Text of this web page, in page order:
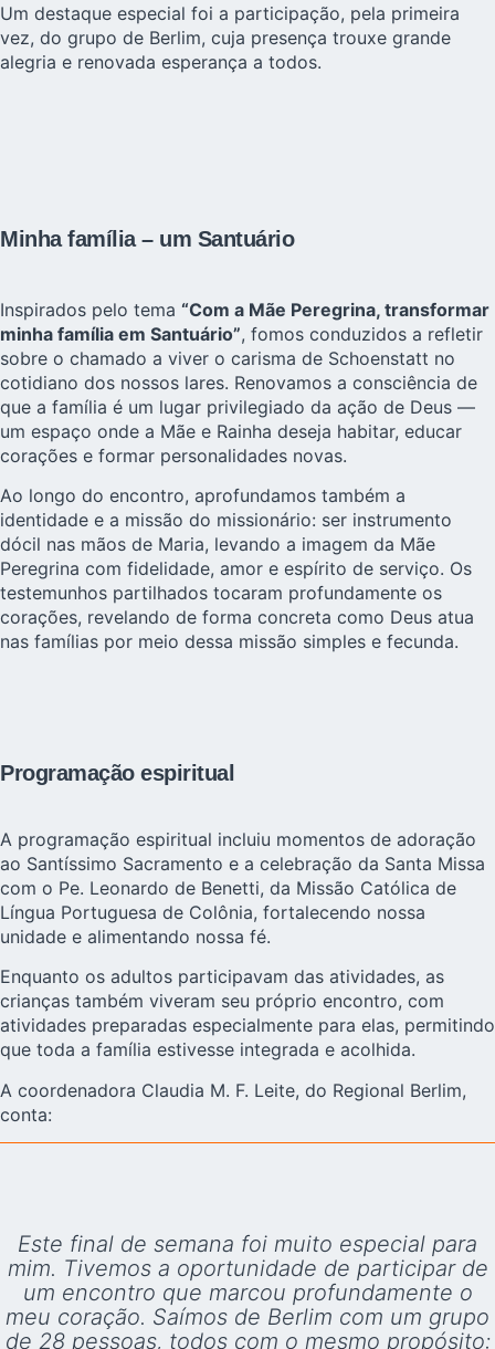
Um destaque especial foi a participação, pela primeira
vez, do grupo de Berlim, cuja presença trouxe grande
alegria e renovada esperança a todos.
Minha família – um Santuário
Inspirados pelo tema “Com a Mãe Peregrina, transformar
minha família em Santuário”, fomos conduzidos a refletir
sobre o chamado a viver o carisma de Schoenstatt no
cotidiano dos nossos lares. Renovamos a consciência de
que a família é um lugar privilegiado da ação de Deus —
um espaço onde a Mãe e Rainha deseja habitar, educar
corações e formar personalidades novas.
Ao longo do encontro, aprofundamos também a
identidade e a missão do missionário: ser instrumento
dócil nas mãos de Maria, levando a imagem da Mãe
Peregrina com fidelidade, amor e espírito de serviço. Os
testemunhos partilhados tocaram profundamente os
corações, revelando de forma concreta como Deus atua
nas famílias por meio dessa missão simples e fecunda.
Programação espiritual
A programação espiritual incluiu momentos de adoração
ao Santíssimo Sacramento e a celebração da Santa Missa
com o Pe. Leonardo de Benetti, da Missão Católica de
Língua Portuguesa de Colônia, fortalecendo nossa
unidade e alimentando nossa fé.
Enquanto os adultos participavam das atividades, as
crianças também viveram seu próprio encontro, com
atividades preparadas especialmente para elas, permitindo
que toda a família estivesse integrada e acolhida.
A coordenadora Claudia M. F. Leite, do Regional Berlim,
conta:
Este final de semana foi muito especial para
mim. Tivemos a oportunidade de participar de
um encontro que marcou profundamente o
meu coração. Saímos de Berlim com um grupo
de 28 pessoas, todos com o mesmo propósito: